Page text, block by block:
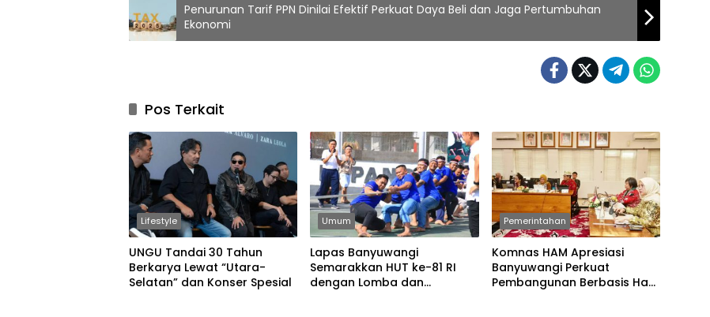
Penurunan Tarif PPN Dinilai Efektif Perkuat Daya Beli dan Jaga Pertumbuhan
Ekonomi
Pos Terkait
Lifestyle
UNGU Tandai 30 Tahun
Berkarya Lewat “Utara-
Selatan” dan Konser Spesial
Umum
Lapas Banyuwangi
Semarakkan HUT ke-81 RI
dengan Lomba dan
Pemerintahan
Komnas HAM Apresiasi
Banyuwangi Perkuat
Pembangunan Berbasis Hak